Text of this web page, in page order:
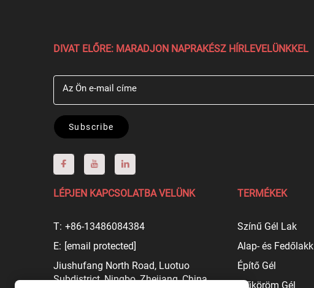
DIVAT ELŐRE: MARADJON NAPRAKÉSZ HÍRLEVELÜNKKEL
Az Ön e-mail címe
Subscribe
LÉPJEN KAPCSOLATBA VELÜNK
T: +86-13486084384
E: [email protected]
Jiushufang North Road, Luotuo
Subdistrict, Ningbo, Zhejiang, China
TERMÉKEK
Színű Gél Lak
Alap- és Fedőlakk
Építő Gél
Műköröm Gél